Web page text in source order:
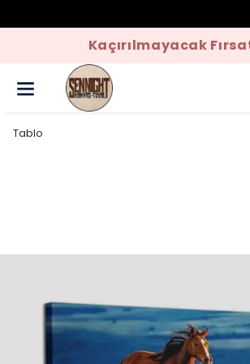
Kaçırılmayacak
Tablo